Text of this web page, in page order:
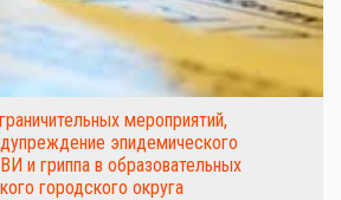
мероприятий,
эпидемического
и гриппа в образовательных
городского округа